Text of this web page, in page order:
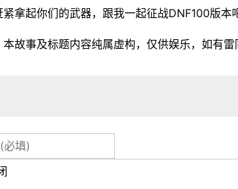
紧拿起你们的武器，跟我一起征战DNF100版本
故事及标题内容纯属虚构，仅供娱乐，如有雷